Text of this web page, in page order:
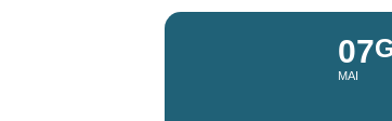
07
MAI